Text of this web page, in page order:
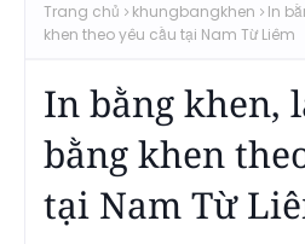
Trang chủ khungbangkhen
In
khen theo yêu cầu tại Nam Từ Liêm
In bằng khen,
bằng khen
tại Nam Từ